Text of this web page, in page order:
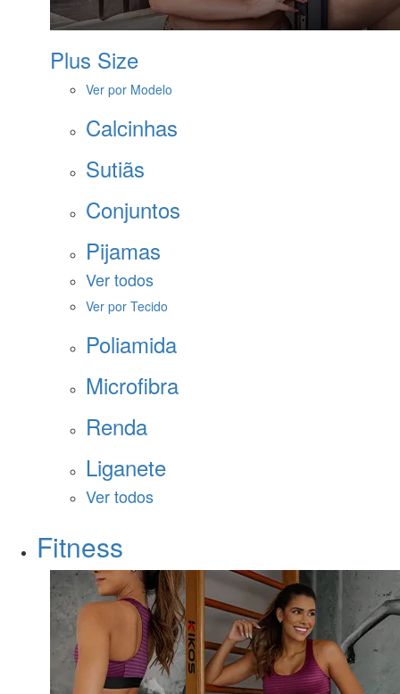
Plus Size
Ver por Modelo
Calcinhas
Sutiãs
Conjuntos
Pijamas
Ver todos
Ver por Tecido
Poliamida
Microfibra
Renda
Liganete
Ver todos
Fitness